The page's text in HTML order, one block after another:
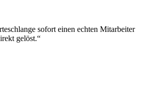
sofort einen echten Mitarbeiter
gelöst.“